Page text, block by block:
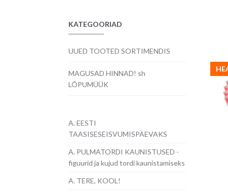
KATEGOORIAD
UUED TOOTED SORTIMENDIS
MAGUSAD HINNAD! sh
LÕPUMÜÜK
A. EESTI
TAASISESEISVUMISPÄEVAKS
A. PULMATORDI KAUNISTUSED -
figuurid ja kujud tordi kaunistamiseks
A. TERE, KOOL!